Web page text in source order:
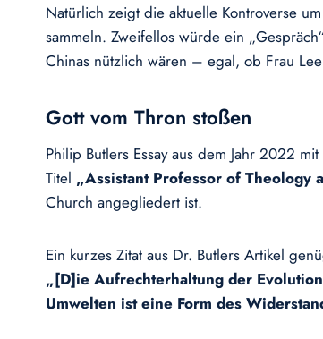
Natürlich zeigt die aktuelle Kontroverse
sammeln. Zweifellos würde ein
Chinas nützlich wären – egal, ob Frau
Gott vom Thron stoßen
Philip Butlers Essay aus dem Jahr 2022
Titel „Assistant Professor of Theology
Church angegliedert ist.
Ein kurzes Zitat aus Dr. Butlers Artikel
„[D]ie Aufrechterhaltung der
Umwelten ist eine Form des